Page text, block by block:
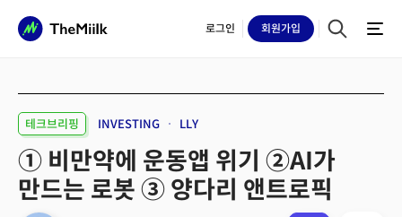
로그인 회원가입
테크브리핑 INVESTING LLY
① 비만약에 운동앱 위기 ②AI가
만드는 로봇 ③ 양다리 앤트로픽